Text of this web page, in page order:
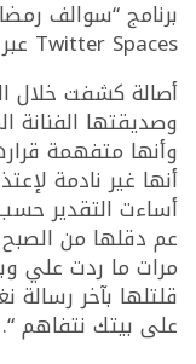
Twitter Spaces عبر حساب روتانا عبر تويتر .
أصالة كشفت خلال
وصديقتها الفنانة
وأنها متفهمة
أنها غير نادمة
أساءت التقدير
عم دقلها من الصبح
مرات ما ردت علي
قلتلها بآخر رسالة
على بيتك نتفاهم “.